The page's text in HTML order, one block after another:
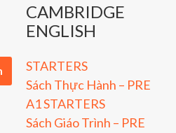
CAMBRIDGE
ENGLISH
STARTERS
Sách Thực Hành – PRE
A1 STARTERS
Sách Giáo Trình – PRE